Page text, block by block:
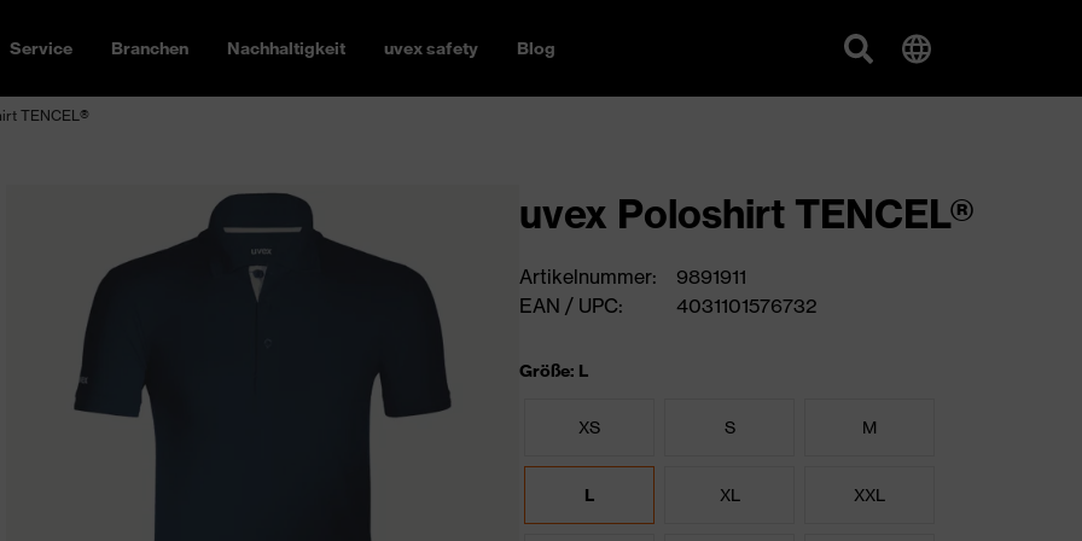
Service Branchen Nachhaltigkeit uvex safety Blog
TENCEL®
uvex Poloshirt TENCEL®
Artikelnummer:
9891911
EAN / UPC:
4031101576732
Größe: L
XS S M
L XL XXL